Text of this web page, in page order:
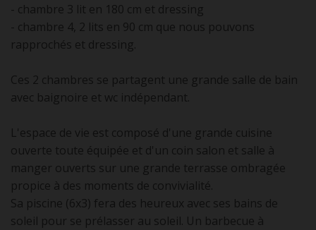
- chambre 3 lit en 180 cm et dressing
- chambre 4, 2 lits en 90 cm que nous pouvons
rapprochés et dressing.
Ces 2 chambres se partagent une grande salle de bain
avec baignoire et wc indépendant.
L'espace de vie est composé d'une grande cuisine
ouverte toute équipée et d'un coin salon et salle à
manger ouverts sur une grande terrasse ombragée
propice à des moments de convivialité.
Sa piscine (6x3) fera des heureux avec ses bains de
soleil pour se prélasser au soleil. Un barbecue à